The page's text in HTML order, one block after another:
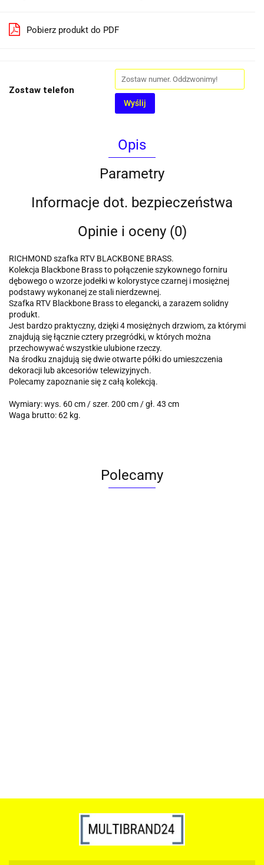
Pobierz produkt do PDF
Zostaw telefon
Wyślij
Opis
Parametry
Informacje dot. bezpieczeństwa
Opinie i oceny (0)
RICHMOND szafka RTV BLACKBONE BRASS.
Kolekcja Blackbone Brass to połączenie szykownego forniru
dębowego o wzorze jodełki w kolorystyce czarnej i mosiężnej
podstawy wykonanej ze stali nierdzewnej.
Szafka RTV Blackbone Brass to elegancki, a zarazem solidny
produkt.
Jest bardzo praktyczny, dzięki 4 mosiężnych drzwiom, za którymi
znajdują się łącznie cztery przegródki, w których można
przechowywać wszystkie ulubione rzeczy.
Na środku znajdują się dwie otwarte półki do umieszczenia
dekoracji lub akcesoriów telewizyjnych.
Polecamy zapoznanie się z całą kolekcją.
Wymiary: wys. 60 cm / szer. 200 cm / gł. 43 cm
Waga brutto: 62 kg.
Polecamy